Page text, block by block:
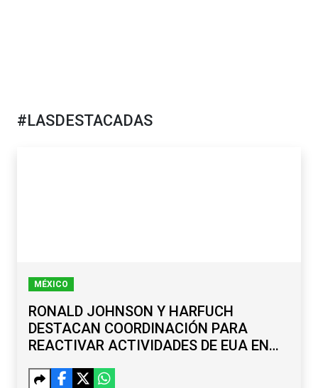
#LASDESTACADAS
MÉXICO
RONALD JOHNSON Y HARFUCH
DESTACAN COORDINACIÓN PARA
REACTIVAR ACTIVIDADES DE EUA EN